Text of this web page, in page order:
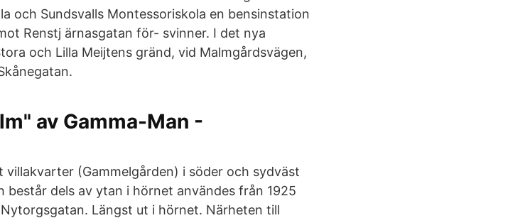
och Sundsvalls Montessoriskola en bensinstation
Renstj ärnasgatan för- svinner. I det nya
och Lilla Meijtens gränd, vid Malmgårdsvägen,
av Gamma-Man -
(Gammelgården) i söder och sydväst
består dels av ytan i hörnet användes från 1925
Längst ut i hörnet. Närheten till